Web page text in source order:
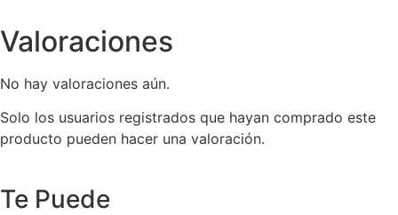
Valoraciones
No hay valoraciones aún.
Solo los usuarios registrados que hayan comprado este
producto pueden hacer una valoración.
Te Puede